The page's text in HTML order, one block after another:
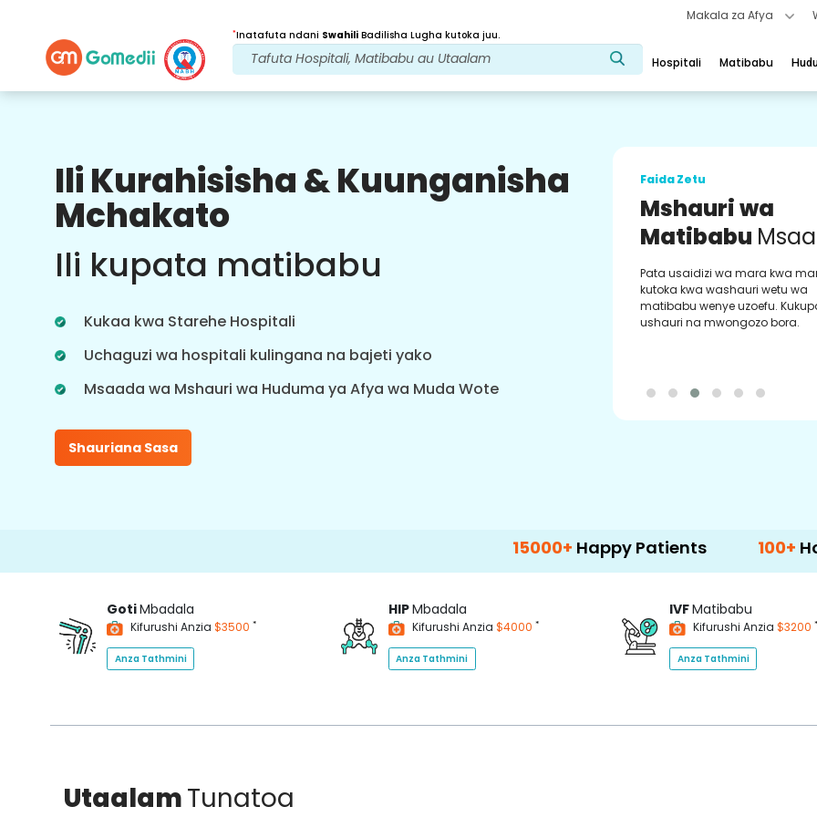
Makala za Afya
*Inatafuta ndani Swahili Badilisha Lugha kutoka juu.
Hospitali Matibabu
Ili Kurahisisha & Kuunganisha
Mchakato
Ili kupata matibabu
Kukaa kwa Starehe Hospitali
Uchaguzi wa hospitali kulingana na bajeti yako
Msaada wa Mshauri wa Huduma ya Afya wa Muda Wote
Shauriana Sasa
Faida Zetu
Baada ya
Matibabu ufuatiliaji
wa huduma
mgonjwa wa 24x7 na timu yetu
inayoshughulikia masuala yako kila
wakati. Taarifa za mara kwa mara
kuhusu mahitaji yako ya matibabu.
Faida Zetu
Mshauri wa
Matibabu
Pata usaidizi wa mara kwa
kutoka kwa washauri wetu wa
matibabu wenye uzoefu.
ushauri na mwongozo bora.
Happy Patients 100+ Hospitals
GotiMbadala
Kifurushi Anzia $3500 *
Anza Tathmini
HIPMbadala
Kifurushi Anzia $4000 *
Anza Tathmini
IVFMatibabu
Kifurushi Anzia $3200 *
Anza Tathmini
UtaalamTunatoa